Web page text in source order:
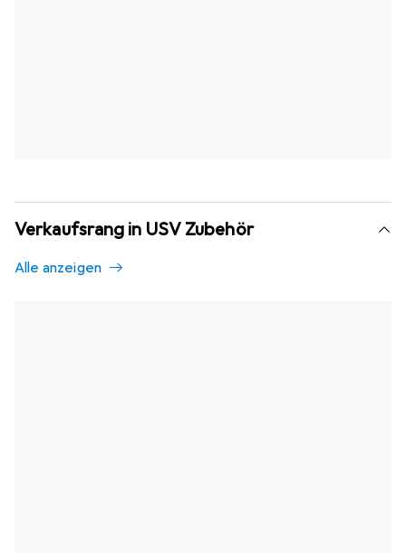
Verkaufsrang in USV Zubehör
Alle anzeigen